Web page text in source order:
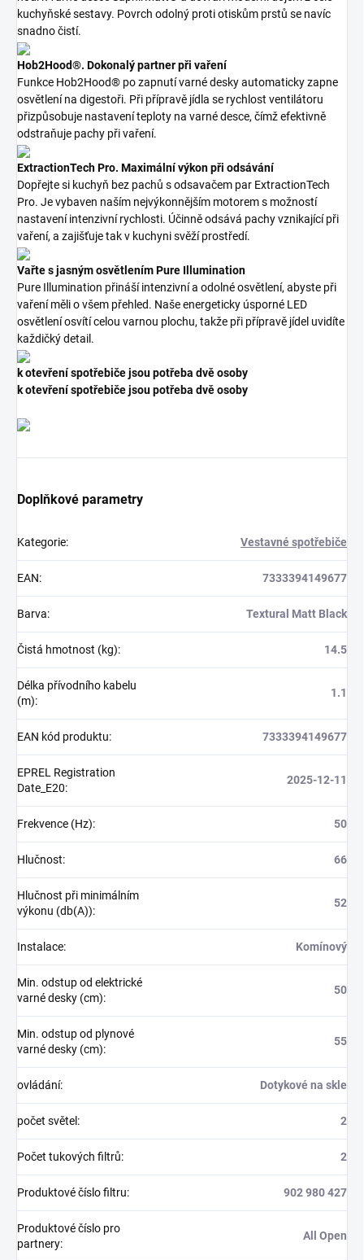
kuchyňské sestavy. Povrch odolný proti otiskům prstů se navíc
snadno čistí.
Hob2Hood®. Dokonalý partner při vaření
Funkce Hob2Hood® po zapnutí varné desky automaticky zapne
osvětlení na digestoři. Při přípravě jídla se rychlost ventilátoru
přizpůsobuje nastavení teploty na varné desce, čímž efektivně
odstraňuje pachy při vaření.
ExtractionTech Pro. Maximální výkon při odsávání
Dopřejte si kuchyň bez pachů s odsavačem par ExtractionTech
Pro. Je vybaven naším nejvýkonnějším motorem s možností
nastavení intenzivní rychlosti. Účinně odsává pachy vznikající při
vaření, a zajišťuje tak v kuchyni svěží prostředí.
Vařte s jasným osvětlením Pure Illumination
Pure Illumination přináší intenzivní a odolné osvětlení, abyste při
vaření měli o všem přehled. Naše energeticky úsporné LED
osvětlení osvítí celou varnou plochu, takže při přípravě jídel uvidíte
každičký detail.
k otevření spotřebiče jsou potřeba dvě osoby
k otevření spotřebiče jsou potřeba dvě osoby
Doplňkové parametry
Kategorie: Vestavné spotřebiče
EAN: 7333394149677
Barva: Textural Matt Black
Čistá hmotnost (kg): 14.5
Délka přívodního kabelu
(m):
1.1
EAN kód produktu: 7333394149677
EPREL Registration
Date_E20:
2025-12-11
Frekvence (Hz): 50
Hlučnost: 66
Hlučnost při minimálním
výkonu (db(A)):
52
Instalace: Komínový
Min. odstup od elektrické
varné desky (cm):
50
Min. odstup od plynové
varné desky (cm):
55
ovládání: Dotykové na skle
počet světel : 2
Počet tukových filtrů: 2
Produktové číslo filtru: 902 980 427
Produktové číslo pro
partnery:
All Open